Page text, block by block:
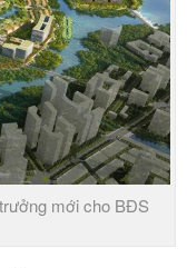
mới cho BĐS